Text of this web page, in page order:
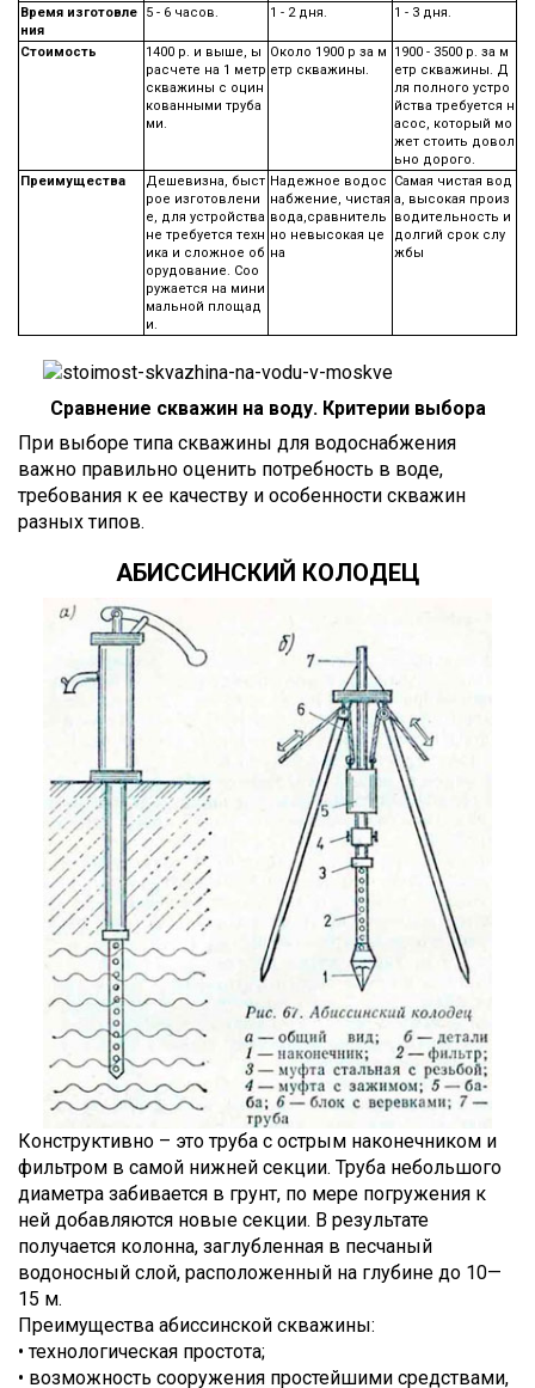
Время изготовле
ния
5 - 6 часов. 1 - 2 дня. 1 - 3 дня.
Стоимость
1400 р. и выше, ы
расчете на 1 метр
скважины с оцин
кованными труба
ми.
Около 1900 р за м
етр скважины.
1900 - 3500 р. за м
етр скважины. Д
ля полного устро
йства требуется н
асос, который мо
жет стоить довол
ьно дорого.
Преимущества
Дешевизна, быст
рое изготовлени
е, для устройства
не требуется техн
ика и сложное об
орудование. Соо
ружается на мини
мальной площад
и.
Надежное водос
набжение, чистая
вода,сравнитель
но невысокая це
на
Самая чистая вод
а, высокая произ
водительность и
долгий срок слу
жбы
Сравнение скважин на воду. Критерии выбора
При выборе типа скважины для водоснабжения
важно правильно оценить потребность в воде,
требования к ее качеству и особенности скважин
разных типов.
АБИССИНСКИЙ КОЛОДЕЦ
Конструктивно – это труба с острым наконечником и
фильтром в самой нижней секции. Труба небольшого
диаметра забивается в грунт, по мере погружения к
ней добавляются новые секции. В результате
получается колонна, заглубленная в песчаный
водоносный слой, расположенный на глубине до 10—
15 м.
Преимущества абиссинской скважины:
• технологическая простота;
• возможность сооружения простейшими средствами,